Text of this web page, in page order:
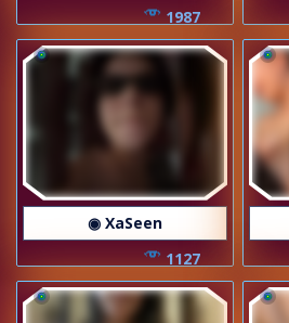
1987
◉ XaSeen
1127